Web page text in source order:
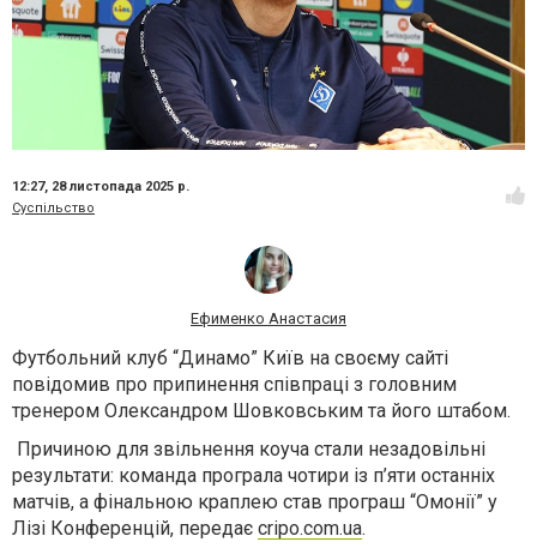
12:27, 28 листопада 2025 р.
Суспільство
Ефименко Анастасия
Футбольний клуб “Динамо” Київ на своєму сайті
повідомив про припинення співпраці з головним
тренером Олександром Шовковським та його штабом.
Причиною для звільнення коуча стали незадовільні
результати: команда програла чотири із п’яти останніх
матчів, а фінальною краплею став програш “Омонії” у
Лізі Конференцій, передає cripo.com.ua.